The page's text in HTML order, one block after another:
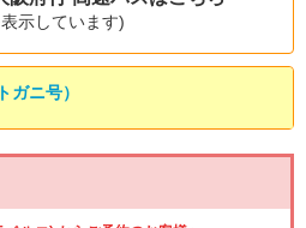
示しています)
ガニ号）